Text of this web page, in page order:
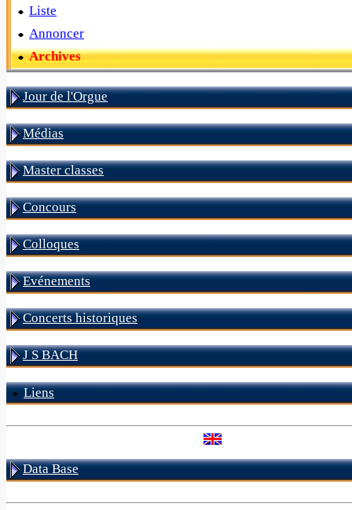
Liste
Annoncer
Archives
Jour de l'Orgue
Médias
Master classes
Concours
Colloques
Evénements
Concerts historiques
J S BACH
Liens
Data Base